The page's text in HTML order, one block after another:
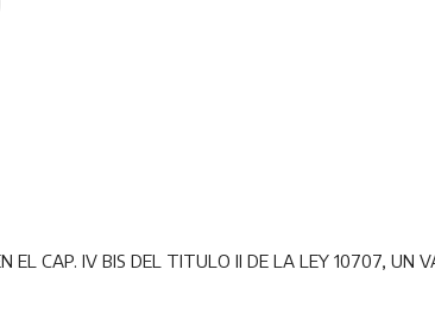
EL CAP. IV BIS DEL TITULO II DE LA LEY 10707, UN